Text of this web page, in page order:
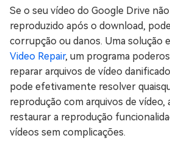
Se o seu vídeo do Google Drive
reproduzido após o download,
corrupção ou danos. Uma solução
Video Repair, um programa
reparar arquivos de vídeo
pode efetivamente resolver
reprodução com arquivos de vídeo,
restaurar a reprodução
vídeos sem complicações.